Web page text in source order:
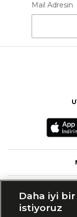
Mail Adresin
Daha iyi
istiyoruz